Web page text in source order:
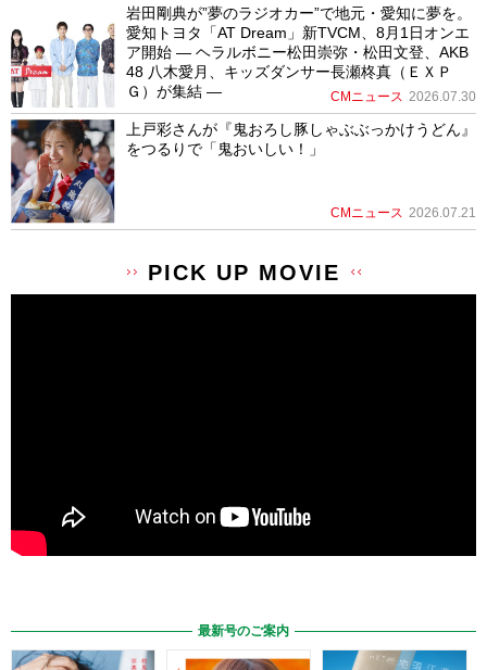
岩田剛典が”夢のラジオカー”で地元・愛知に夢を。
愛知トヨタ「AT Dream」新TVCM、8月1日オンエ
ア開始 ― ヘラルボニー松田崇弥・松田文登、AKB
48 八木愛月、キッズダンサー長瀬柊真（ＥＸＰ
Ｇ）が集結 ―
CMニュース 2026.07.30
上戸彩さんが『鬼おろし豚しゃぶぶっかけうどん』
をつるりで「鬼おいしい！」
CMニュース 2026.07.21
PICK UP MOVIE
最新号のご案内